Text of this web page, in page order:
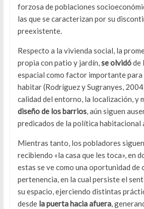
forzosa de poblaciones
las que se caracterizan por su
preexistente.
Respecto a la vivienda social, la
propia con patio y jardín,se olvidóde
espacial como factor importante para
habitar (Rodríguez y Sugranyes,
calidad del entorno, la localización, y
diseño de los barrios, aún siguen
predicados de la política habitacional
Mientras tanto, los pobladores
recibiendo «la casa que les toca», en
estas se ve como una oportunidad de
pertenencia, en la cual persiste el
su espacio, ejerciendo distintas
desde la puerta hacia afuera,